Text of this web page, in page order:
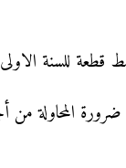
قطعة للسنة
المحاولة